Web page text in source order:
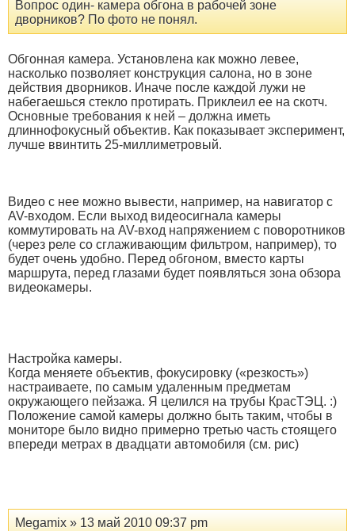
Вопрос один- камера обгона в рабочей зоне
дворников? По фото не понял.
Обгонная камера. Установлена как можно левее,
насколько позволяет конструкция салона, но в зоне
действия дворников. Иначе после каждой лужи не
набегаешься стекло протирать. Приклеил ее на скотч.
Основные требования к ней – должна иметь
длиннофокусный объектив. Как показывает эксперимент,
лучше ввинтить 25-миллиметровый.
Видео с нее можно вывести, например, на навигатор с
AV-входом. Если выход видеосигнала камеры
коммутировать на AV-вход напряжением с поворотников
(через реле со сглаживающим фильтром, например), то
будет очень удобно. Перед обгоном, вместо карты
маршрута, перед глазами будет появляться зона обзора
видеокамеры.
Настройка камеры.
Когда меняете объектив, фокусировку («резкость»)
настраиваете, по самым удаленным предметам
окружающего пейзажа. Я целился на трубы КрасТЭЦ. :)
Положение самой камеры должно быть таким, чтобы в
мониторе было видно примерно третью часть стоящего
впереди метрах в двадцати автомобиля (см. рис)
Megamix » 13 май 2010 09:37 pm